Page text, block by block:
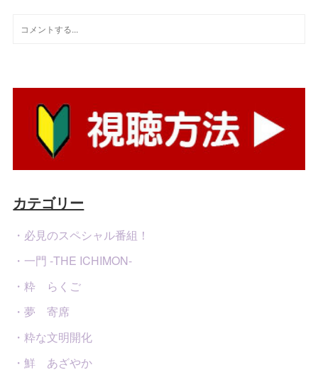
カテゴリー
・必見のスペシャル番組！
・一門 -THE ICHIMON-
・粋 らくご
・夢 寄席
・粋な文明開化
・鮮 あざやか